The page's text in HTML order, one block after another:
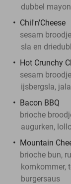
dubbel
Chil'n'Cheese
sesam
sla en
Hot Crunchy
sesam
ijsbergsla,
Bacon BBQ
brioche
augurken,
Mountain
brioche bun,
komkommer,
burgersaus